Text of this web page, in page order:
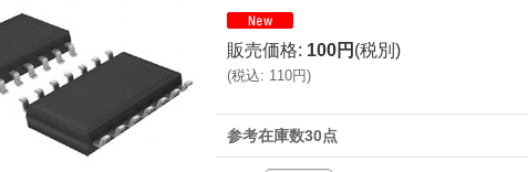
販売価格: 100円 (税別)
(税込: 110円)
参考在庫数30点